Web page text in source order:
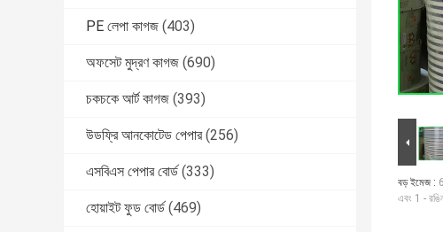
PE লেপা কাগজ (403)
অফসেট মুদ্রণ কাগজ (690)
চকচকে আর্ট কাগজ (393)
উডফ্রি আনকোটেড পেপার (256)
এসবিএস পেপার বোর্ড (333)
হোয়াইট ফুড বোর্ড (469)
বড় ইমেজ :
এবং 1 -